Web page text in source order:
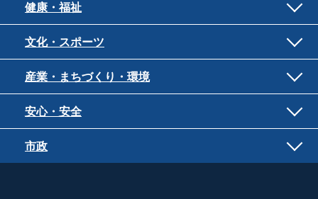
健康・福祉
文化・スポーツ
産業・まちづくり・環境
安心・安全
市政